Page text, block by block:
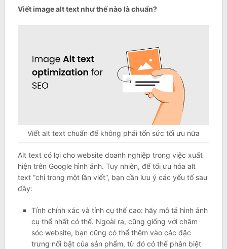
Viết image alt text như thế nào là chuẩn?
Viết alt text chuẩn để không phải tốn sức tối ưu nữa
Alt text có lợi cho website doanh nghiệp trong việc xuất
hiện trên Google hình ảnh. Tuy nhiên, để tối ưu hóa alt
text “chỉ trong một lần viết”, bạn cần lưu ý các yếu tố sau
đây:
Tính chính xác và tính cụ thể cao: hãy mô tả hình ảnh
cụ thể nhất có thể. Ngoài ra, cũng giống với chăm
sóc website, bạn cũng có thể thêm vào các đặc
trưng nổi bật của sản phẩm, từ đó có thể phân biệt